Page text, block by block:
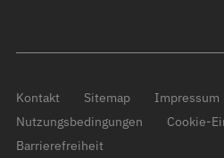
Kontakt Sitemap Impressum
Nutzungsbedingungen
Cookie-
Barrierefreiheit